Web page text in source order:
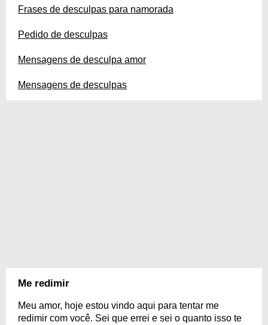
Frases de desculpas para namorada
Pedido de desculpas
Mensagens de desculpa amor
Mensagens de desculpas
Me redimir
Meu amor, hoje estou vindo aqui para tentar me
redimir com você. Sei que errei e sei o quanto isso te